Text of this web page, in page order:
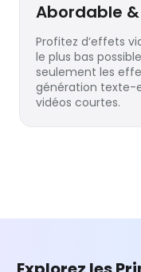
Abordable
Profitez d’effets
le plus bas
seulement les
génération texte-
vidéos courtes.